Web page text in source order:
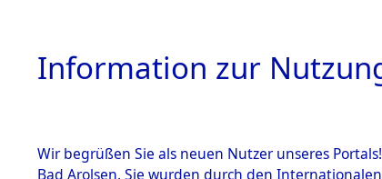
HOME
Information zur
Wir begrüßen Sie als neuen Nutzer unseres
Bad Arolsen. Sie wurden durch den